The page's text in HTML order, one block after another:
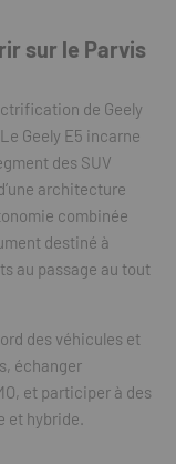
sur le Parvis
de Geely
Geely E5 incarne
des SUV
architecture
combinée
destiné à
au passage au tout
des véhicules et
échanger
et participer à des
et hybride.